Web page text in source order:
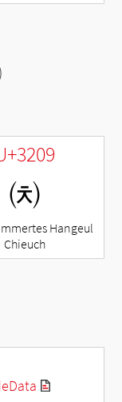
㈉
Hangeul
Chieuch